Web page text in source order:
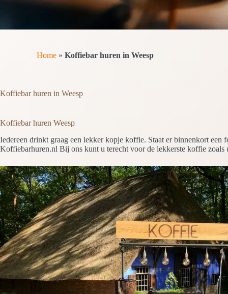
Home» Koffiebar huren in Weesp
Koffiebar huren in Weesp
Koffiebar huren Weesp
Iedereen drinkt graag een lekker kopje koffie. Staat er binnenkort
Koffiebarhuren.nl Bij ons kunt u terecht voor de lekkerste koffie zoals